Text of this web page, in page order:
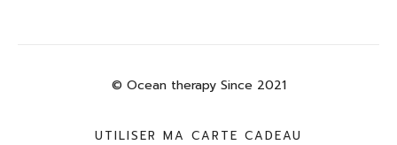
© Ocean therapy Since 2021
UTILISER MA CARTE CADEAU